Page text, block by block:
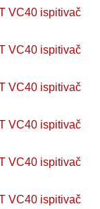
VC40 ispitivač
VC40 ispitivač
VC40 ispitivač
VC40 ispitivač
VC40 ispitivač
VC40 ispitivač